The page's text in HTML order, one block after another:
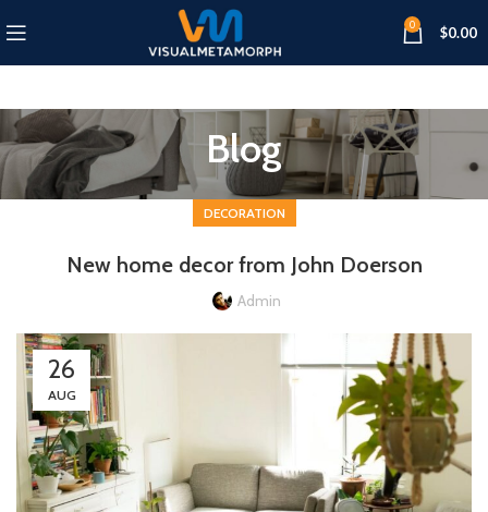
0 $0.00
Blog
DECORATION
New home decor from John Doerson
Admin
26
AUG